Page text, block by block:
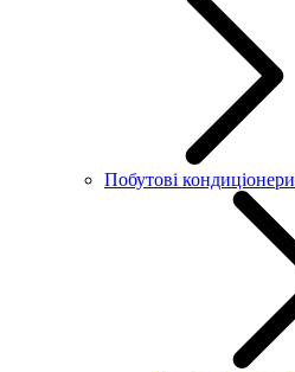
Побутові кондиціонери